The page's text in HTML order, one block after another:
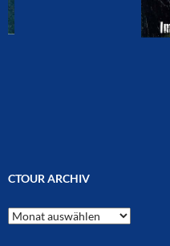
CTOUR ARCHIV
CTOUR
Archiv